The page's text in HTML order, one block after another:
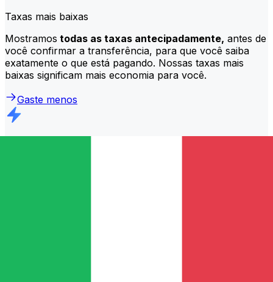
Taxas mais baixas
Mostramos todas as taxas antecipadamente, antes de
você confirmar a transferência, para que você saiba
exatamente o que está pagando. Nossas taxas mais
baixas significam mais economia para você.
Gaste menos